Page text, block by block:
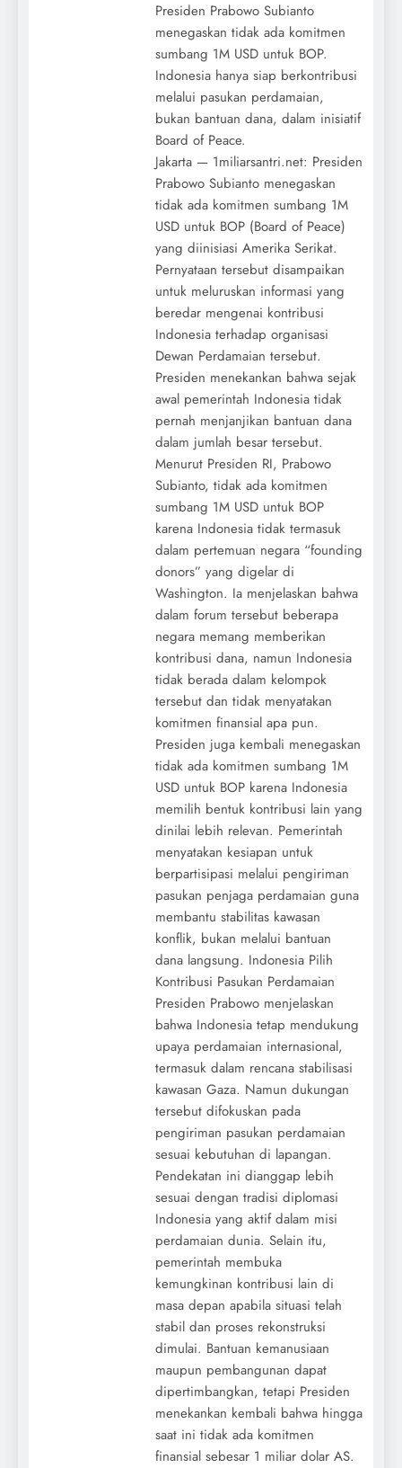
Presiden Prabowo Subianto
menegaskan tidak ada komitmen
sumbang 1M USD untuk BOP.
Indonesia hanya siap berkontribusi
melalui pasukan perdamaian,
bukan bantuan dana, dalam inisiatif
Board of Peace.
Jakarta — 1miliarsantri.net: Presiden
Prabowo Subianto menegaskan
tidak ada komitmen sumbang 1M
USD untuk BOP (Board of Peace)
yang diinisiasi Amerika Serikat.
Pernyataan tersebut disampaikan
untuk meluruskan informasi yang
beredar mengenai kontribusi
Indonesia terhadap organisasi
Dewan Perdamaian tersebut.
Presiden menekankan bahwa sejak
awal pemerintah Indonesia tidak
pernah menjanjikan bantuan dana
dalam jumlah besar tersebut.
Menurut Presiden RI, Prabowo
Subianto, tidak ada komitmen
sumbang 1M USD untuk BOP
karena Indonesia tidak termasuk
dalam pertemuan negara “founding
donors” yang digelar di
Washington. Ia menjelaskan bahwa
dalam forum tersebut beberapa
negara memang memberikan
kontribusi dana, namun Indonesia
tidak berada dalam kelompok
tersebut dan tidak menyatakan
komitmen finansial apa pun.
Presiden juga kembali menegaskan
tidak ada komitmen sumbang 1M
USD untuk BOP karena Indonesia
memilih bentuk kontribusi lain yang
dinilai lebih relevan. Pemerintah
menyatakan kesiapan untuk
berpartisipasi melalui pengiriman
pasukan penjaga perdamaian guna
membantu stabilitas kawasan
konflik, bukan melalui bantuan
dana langsung. Indonesia Pilih
Kontribusi Pasukan Perdamaian
Presiden Prabowo menjelaskan
bahwa Indonesia tetap mendukung
upaya perdamaian internasional,
termasuk dalam rencana stabilisasi
kawasan Gaza. Namun dukungan
tersebut difokuskan pada
pengiriman pasukan perdamaian
sesuai kebutuhan di lapangan.
Pendekatan ini dianggap lebih
sesuai dengan tradisi diplomasi
Indonesia yang aktif dalam misi
perdamaian dunia. Selain itu,
pemerintah membuka
kemungkinan kontribusi lain di
masa depan apabila situasi telah
stabil dan proses rekonstruksi
dimulai. Bantuan kemanusiaan
maupun pembangunan dapat
dipertimbangkan, tetapi Presiden
menekankan kembali bahwa hingga
saat ini tidak ada komitmen
finansial sebesar 1 miliar dolar AS.